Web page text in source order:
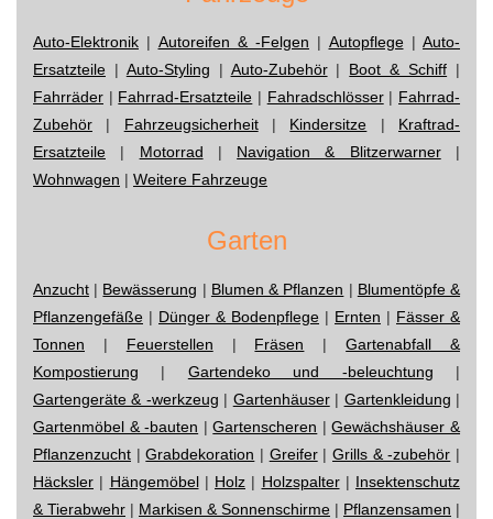
Auto-Elektronik | Autoreifen & -Felgen | Autopflege| Auto-
Ersatzteile | Auto-Styling | Auto-Zubehör| Boot & Schiff |
Fahrräder | Fahrrad-Ersatzteile | Fahradschlösser| Fahrrad-
Zubehör | Fahrzeugsicherheit| Kindersitze | Kraftrad-
Ersatzteile | Motorrad | Navigation & Blitzerwarner|
Wohnwagen | Weitere Fahrzeuge
Garten
Anzucht | Bewässerung | Blumen & Pflanzen | Blumentöpfe &
Pflanzengefäße | Dünger & Bodenpflege | Ernten | Fässer &
Tonnen | Feuerstellen | Fräsen |Gartenabfall &
Kompostierung | Gartendeko und -beleuchtung |
Gartengeräte & -werkzeug | Gartenhäuser| Gartenkleidung |
Gartenmöbel & -bauten |Gartenscheren |Gewächshäuser &
Pflanzenzucht |Grabdekoration | Greifer|Grills & -zubehör |
Häcksler | Hängemöbel| Holz | Holzspalter| Insektenschutz
& Tierabwehr | Markisen & Sonnenschirme | Pflanzensamen |